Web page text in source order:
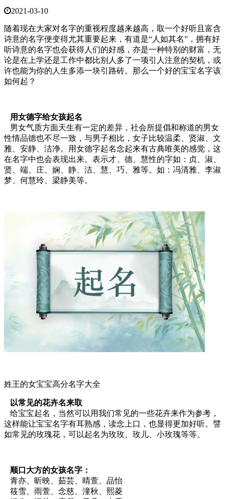
2021-03-10
随着现在大家对名字的重视程度越来越高，取一个好听且富含
诗意的名字便变得尤其重要起来，有道是“人如其名”，拥有好
听诗意的名字也会获得人们的好感，亦是一种特别的财富，无
论是在上学还是工作中都比别人多了一项引人注意的契机，或
许也能为你的人生多添一块引路砖。那么一个好的宝宝名字该
如何起？
用女德字给女孩起名
男女气质方面天生有一定的差异，社会所提倡和称道的男女
性情品德也不尽一致，与男子相比，女子比较温柔、贤淑、文
雅、安静、洁净。用女德字起名念起来有古典唯美的感觉，这
在名字中也会表现出来。表示才、德、慧性的字如：贞、淑、
贤、端、庄、娴、静、洁、慧、巧、雅等。如：冯清雅、李淑
梦、何慧玲、梁静美等。
姓王的女宝宝高分名字大全
以常见的花卉名来取
给宝宝起名，当然可以用我们常见的一些花卉来作为参考，
这样能让宝宝名字有耳熟感，读念上口，也显得更加好听。譬
如常见的玫瑰花，可以起名为玫玫、玫儿、小玫瑰等等。
顺口大方的女孩名字：
青亦、昕映、茹芸、晴萱、品怡
筱雪、雨萱、念慈、潼秋、熙菱